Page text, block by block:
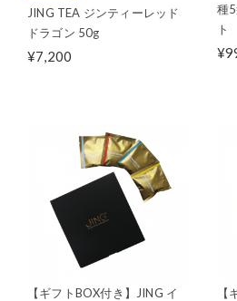
JING TEA ジンティーレッド
ドラゴン 50g
¥7,200
種
ト
【ギフトBOX付き】JING イ